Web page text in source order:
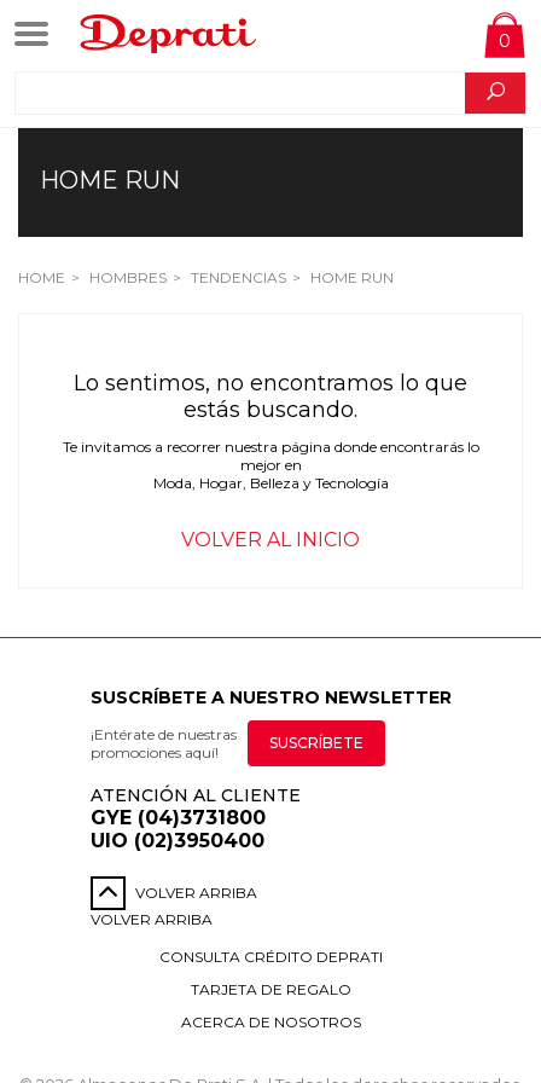
0
HOME RUN
HOME HOMBRES TENDENCIAS HOME RUN
Lo sentimos, no encontramos lo que
estás buscando.
Te invitamos a recorrer nuestra página donde encontrarás lo
mejor en
Moda, Hogar, Belleza y Tecnología
VOLVER AL INICIO
SUSCRÍBETE A NUESTRO NEWSLETTER
¡Entérate de nuestras
promociones aquí!
SUSCRÍBETE
ATENCIÓN AL CLIENTE
GYE (04)3731800
UIO (02)3950400
VOLVER ARRIBA
VOLVER ARRIBA
CONSULTA CRÉDITO DEPRATI
TARJETA DE REGALO
ACERCA DE NOSOTROS